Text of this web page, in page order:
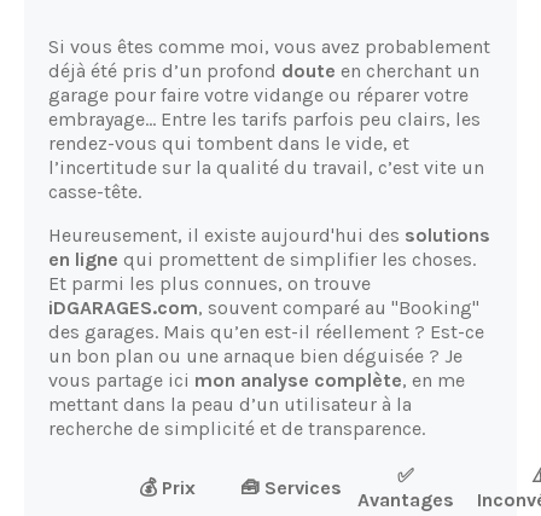
Si vous êtes comme moi, vous avez probablement
déjà été pris d’un profond doute en cherchant un
garage pour faire votre vidange ou réparer votre
embrayage… Entre les tarifs parfois peu clairs, les
rendez-vous qui tombent dans le vide, et
l’incertitude sur la qualité du travail, c’est vite un
casse-tête.
Heureusement, il existe aujourd'hui des solutions
en ligne qui promettent de simplifier les choses.
Et parmi les plus connues, on trouve
iDGARAGES.com, souvent comparé au "Booking"
des garages. Mais qu’en est-il réellement ? Est-ce
un bon plan ou une arnaque bien déguisée ? Je
vous partage ici mon analyse complète, en me
mettant dans la peau d’un utilisateur à la
recherche de simplicité et de transparence.
💰 Prix 🧰 Services
✅
Avantages